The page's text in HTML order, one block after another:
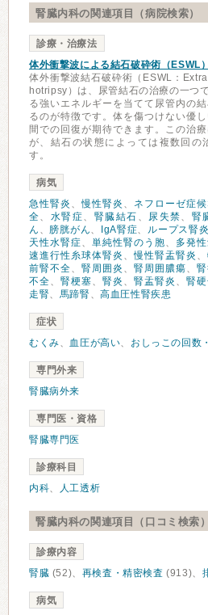
腎臓内科の関連項目（病院検索）
診療・治療法
体外衝撃波による結石破砕術（ESWL）
体外衝撃波結石破砕術（ESWL：
hotripsy）は、尿管結石の治療の一つ
る強いエネルギーを当てて尿管内の
るのが特徴です。体を傷つけない優
間での回復が期待できます。この治
が、結石の状態によっては複数回の
す。
病気
急性腎炎 、慢性腎炎 、 ネフローゼ症
全、 水腎症、 腎臓結石 、 尿失禁、 腎
ん 、 膀胱がん、 IgA腎症、 ループス腎炎
天性水腎症、 単純性腎のう胞、 多発
速進行性糸球体腎炎 、慢性腎盂腎炎 、
前腎不全、 腎周囲炎 、 腎周囲膿瘍、
不全、 腎梗塞、 腎炎 、 腎盂腎炎 、 腎
走腎、 馬蹄腎、高血圧性腎疾患
症状
むくみ、 血圧が高い、 おしっこの回数
専門外来
腎臓病外来
専門医・資格
腎臓専門医
診療科目
内科、 人工透析
腎臓内科の関連項目（口コミ検索）
診療内容
腎臓 (52)、 再検査・精密検査 (913)、
病気